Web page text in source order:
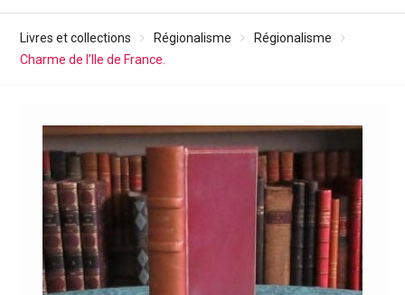
Livres et collections Régionalisme
Régionalisme
Charme de l’Ile de France.